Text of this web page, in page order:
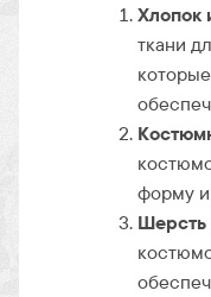
Хлопок
ткани
форму и
Шерсть